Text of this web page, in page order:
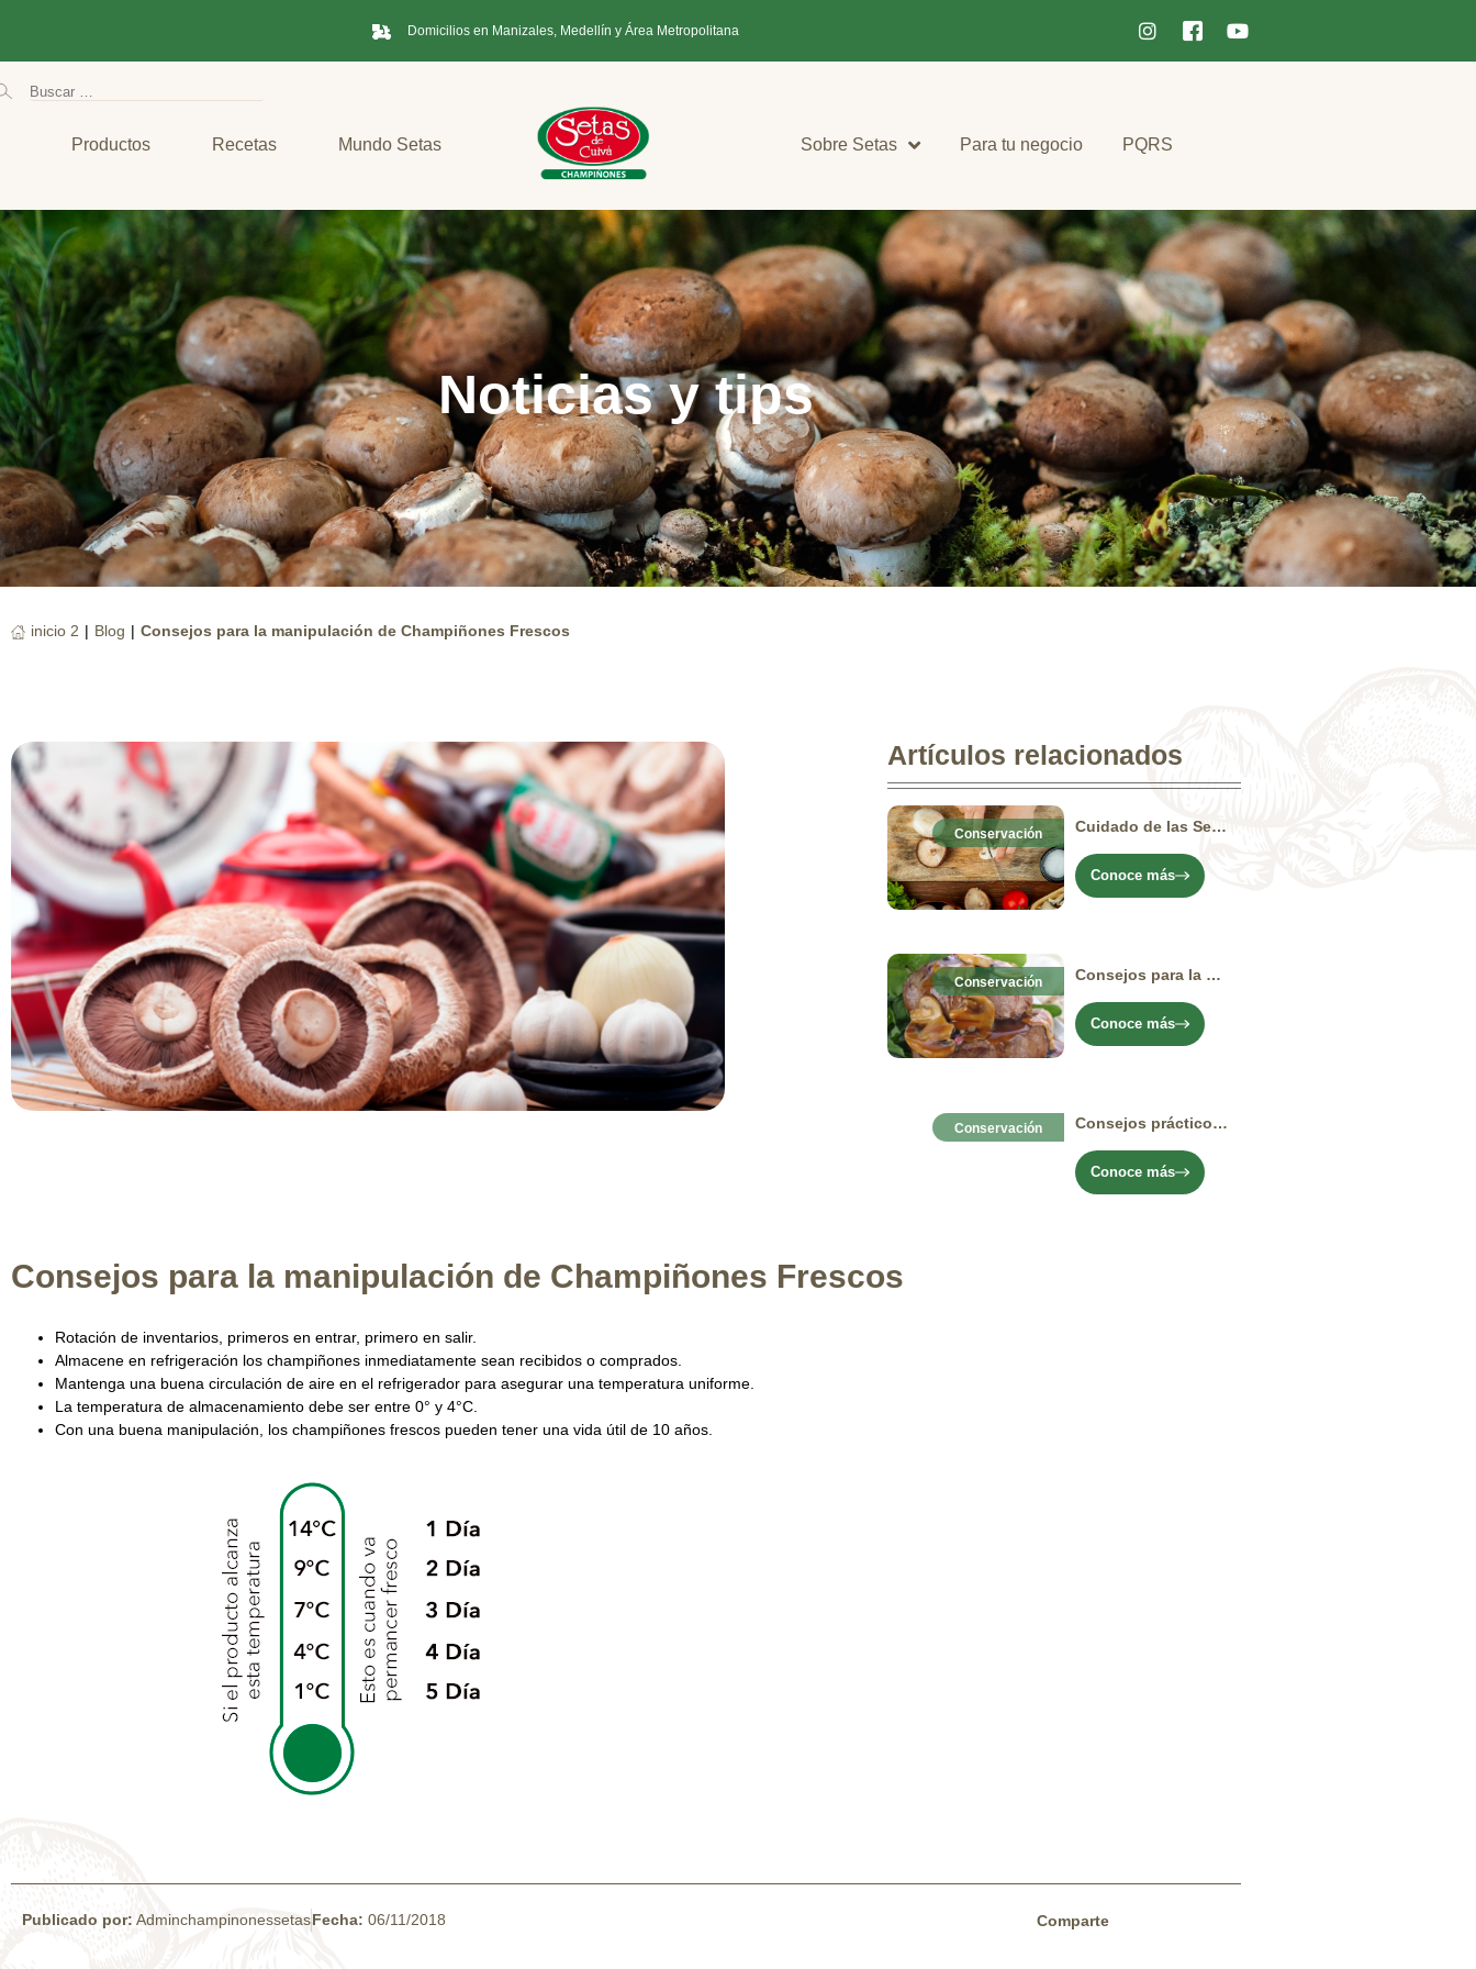
Domicilios en Manizales, Medellín y Área Metropolitana
Productos Recetas Mundo Setas Sobre Setas Para tu negocio PQRS
Noticias y tips
inicio 2 | Blog | Consejos para la manipulación de Champiñones Frescos
Artículos relacionados
Conservación Cuidado de las Setas de Cuivá en casa: Mantén su frescura y calidad
Conoce más
Conservación Consejos para la manipulación de Champiñones Media Vida
Conoce más
Conservación Consejos prácticos para el cuidado del champiñón media vida
Conoce más
Consejos para la manipulación de Champiñones Frescos
Rotación de inventarios, primeros en entrar, primero en salir.
Almacene en refrigeración los champiñones inmediatamente sean recibidos o comprados.
Mantenga una buena circulación de aire en el refrigerador para asegurar una temperatura uniforme.
La temperatura de almacenamiento debe ser entre 0° y 4°C.
Con una buena manipulación, los champiñones frescos pueden tener una vida útil de 10 años.
Publicado por: AdminchampinonessetasFecha: 06/11/2018 Comparte